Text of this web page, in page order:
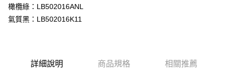
AFTEE先享後付
相關說明
２．便利：只要手機號碼，簡訊認證，即可結帳。
運送方式
橄欖綠：LB502016ANL
氣質黑：LB502016K11
詳細說明 商品規格 相關推薦